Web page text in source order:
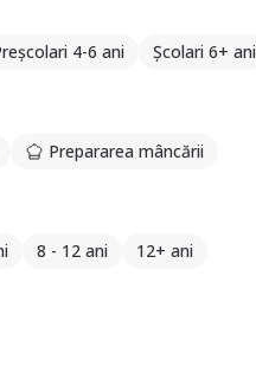
4-6 ani Școlari 6+ ani
Prepararea mâncării
8 - 12 ani 12+ ani